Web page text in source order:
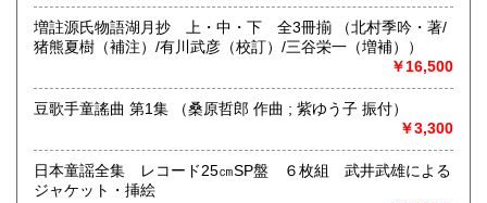
沖縄県 600円
沿線名：JR総武線/地下鉄:東京メトロ半蔵門線・東西線 都
営三田線・新宿線
最寄駅：水道橋駅/神保町駅/九段下駅 徒歩約5分
定休日：日曜・祝日
-
増註源氏物語湖月抄 上・中・下 全3冊揃 （北村季吟・著/
猪熊夏樹（補注）/有川武彦（校訂）/三谷栄一（増補））
￥16,500
豆歌手童謠曲 第1集 （桑原哲郎 作曲 ; 紫ゆう子 振付）
￥3,300
日本童謡全集 レコード25㎝SP盤 ６枚組 武井武雄による
ジャケット・挿絵